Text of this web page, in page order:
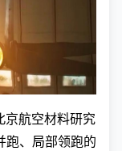
京航空材料研究
跑、局部领跑的